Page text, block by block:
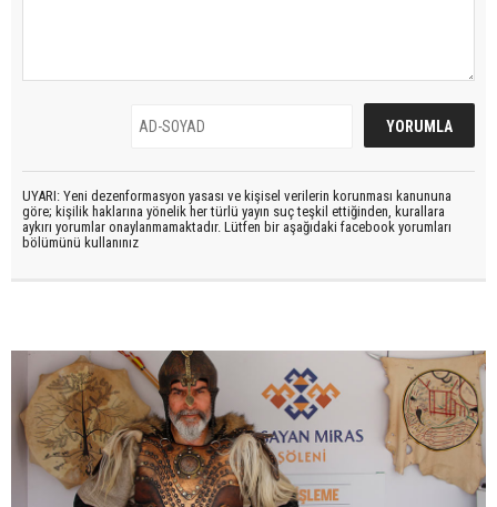
UYARI: Yeni dezenformasyon yasası ve kişisel verilerin korunması kanununa
göre; kişilik haklarına yönelik her türlü yayın suç teşkil ettiğinden, kurallara
aykırı yorumlar onaylanmamaktadır. Lütfen bir aşağıdaki facebook yorumları
bölümünü kullanınız